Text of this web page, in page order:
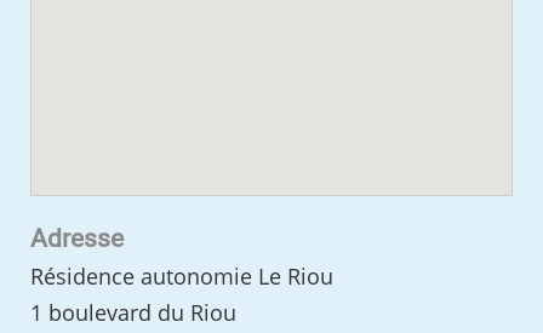
Adresse
Résidence autonomie Le Riou
1 boulevard du Riou